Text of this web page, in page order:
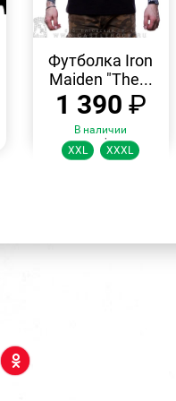
ПРОСМОТР
Футболка Iron
Maiden "The...
1 390 ₽
В наличии
Размеры:
XXL XXXL